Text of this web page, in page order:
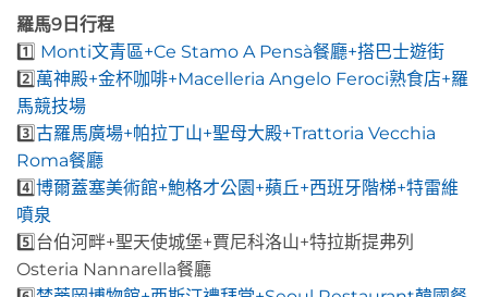
羅馬9日行程
1️⃣ Monti文青區+Ce Stamo A Pensà餐廳+搭巴士遊街
2️⃣ 萬神殿+金杯咖啡+Macelleria Angelo Feroci熟食店+羅
馬競技場
3️⃣古羅馬廣場+帕拉丁山+聖母大殿+Trattoria Vecchia
Roma餐廳
4️⃣博爾蓋塞美術館+鮑格才公園+蘋丘+西班牙階梯+特雷維
噴泉
5️⃣台伯河畔+聖天使城堡+賈尼科洛山+特拉斯提弗列
Osteria Nannarella餐廳